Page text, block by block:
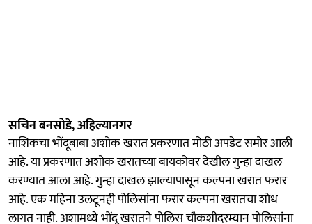
सचिन बनसोडे, अहिल्यानगर
नाशिकचा भोंदूबाबा अशोक खरात प्रकरणात मोठी अपडेट समोर आली
आहे. या प्रकरणात अशोक खरातच्या बायकोवर देखील गुन्हा दाखल
करण्यात आला आहे. गुन्हा दाखल झाल्यापासून कल्पना खरात फरार
आहे. एक महिना उलटूनही पोलिसांना फरार कल्पना खरातचा शोध
लागत नाही. अशामध्ये भोंदू खरातने पोलिस चौकशीदरम्यान पोलिसांना